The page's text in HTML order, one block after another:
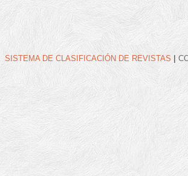
SISTEMA DE CLASIFICACIÓN DE REVISTAS |